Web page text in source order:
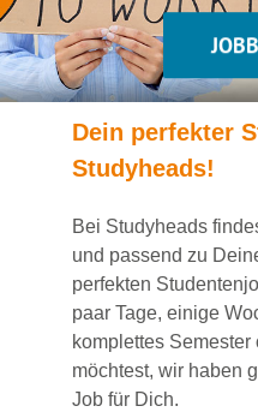
Dein perfekter
Studyheads!
Bei Studyheads
und passend zu
perfekten
paar Tage, einige
komplettes Semester
möchtest, wir haben
Job für Dich.